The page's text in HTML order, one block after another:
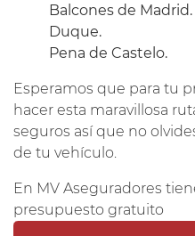
Balcones de Madrid.
Duque.
Pena de Castelo.
Esperamos que para tu
hacer esta maravillosa
seguros así que no
de tu vehículo.
En MV Aseguradores
presupuesto gratuito